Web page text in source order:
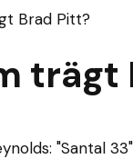
Brad Pitt?
trägt
"Santal